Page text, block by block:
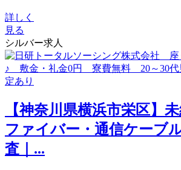
詳しく
見る
シルバー求人
【神奈川県横浜市栄区】
ファイバー・通信ケーブ
査｜...